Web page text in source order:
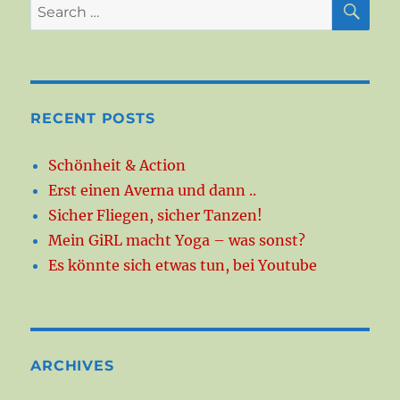
Search
for:
RECENT POSTS
Schönheit & Action
Erst einen Averna und dann ..
Sicher Fliegen, sicher Tanzen!
Mein GiRL macht Yoga – was sonst?
Es könnte sich etwas tun, bei Youtube
ARCHIVES